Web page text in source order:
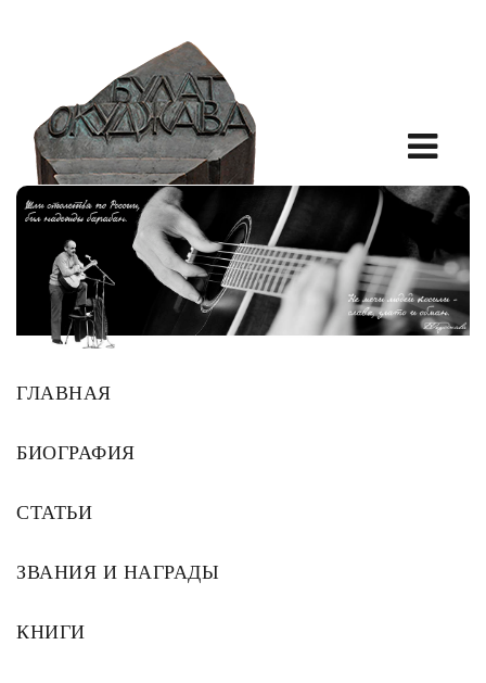
ГЛАВНАЯ
БИОГРАФИЯ
СТАТЬИ
ЗВАНИЯ И НАГРАДЫ
КНИГИ